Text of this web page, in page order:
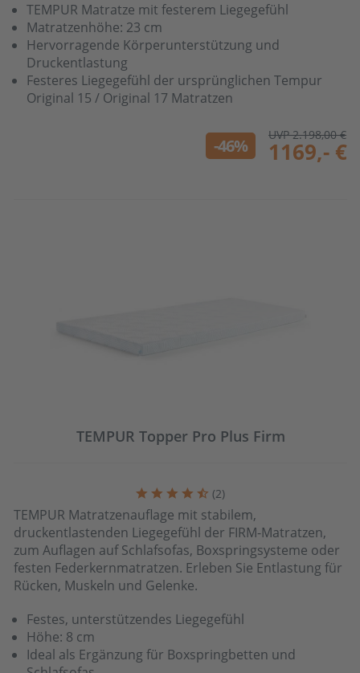
TEMPUR Matratze mit festerem Liegegefühl
Matratzenhöhe: 23 cm
Hervorragende Körperunterstützung und
Druckentlastung
Festeres Liegegefühl der ursprünglichen Tempur
Original 15 / Original 17 Matratzen
-46% 1169,- €
UVP 2.198,00 €
TEMPUR Topper Pro Plus Firm
(2)
TEMPUR Matratzenauflage mit stabilem,
druckentlastenden Liegegefühl der FIRM-Matratzen,
zum Auflagen auf Schlafsofas, Boxspringsysteme oder
festen Federkernmatratzen. Erleben Sie Entlastung für
Rücken, Muskeln und Gelenke.
Festes, unterstützendes Liegegefühl
Höhe: 8 cm
Ideal als Ergänzung für Boxspringbetten und